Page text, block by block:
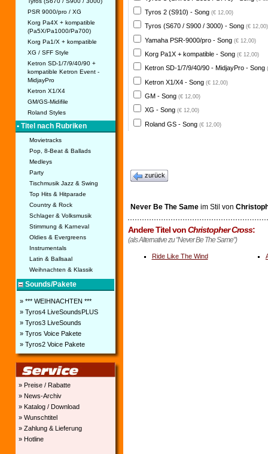
PSR 9000/pro / XG
Korg Pa4X + kompatible
(Pa5X/Pa1000/Pa700)
Korg Pa1/X + kompatible
XG / SFF Style
Ketron SD-1/7/9/40/90 +
kompatible Ketron Event -
MidjayPro
Ketron X1/X4
GM/GS-Midifile
Roland Styles
• Titel nach Rubriken
Movietracks
Pop, 8-Beat & Ballads
Medleys
Party
Tischmusik Jazz & Swing
Top Hits & Hitparade
Country & Rock
Schlager & Volksmusik
Stimmung & Karneval
Oldies & Evergreens
Instrumentals
Latin & Ballsaal
Weihnachten & Klassik
Sounds/Pakete
» *** WEIHNACHTEN ***
» Tyros4 LiveSoundsPLUS
» Tyros3 LiveSounds
» Tyros Voice Pakete
» Tyros2 Voice Pakete
» Preise / Rabatte
» News-Archiv
» Katalog / Download
» Wunschtitel
» Zahlung & Lieferung
» Hotline
Tyros 2 (S910) - Song (€ 12,00)
Tyros (S670 / S900 / 3000) - Song (€ 12,00)
Yamaha PSR-9000/pro - Song (€ 12,00)
Korg Pa1X + kompatible - Song (€ 12,00)
Ketron SD-1/7/9/40/90 - MidjayPro - Song
Ketron X1/X4 - Song (€ 12,00)
GM - Song (€ 12,00)
XG - Song (€ 12,00)
Roland GS - Song (€ 12,00)
zurück
Never Be The Sameim Stil von
Andere Titel vonChristopher Cross:
(als Alternative zu "Never Be The Same")
Ride Like The Wind